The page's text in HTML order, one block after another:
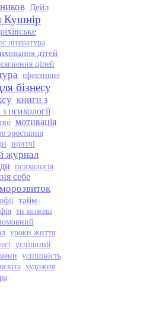
Дейл
Кушнір
література
дітей
цілей
ефективне
бізнесу
книги з
психології
мотивація
зростання
притчі
журнал
психологія
себе
тайм-
ти можеш
уроки життя
успішний
успішність
художня